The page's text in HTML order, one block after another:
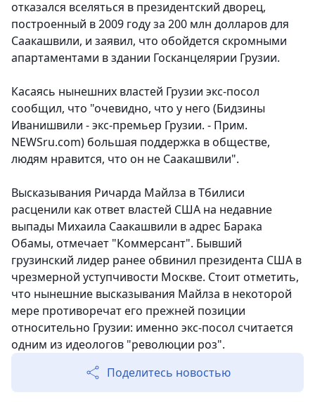
отказался вселяться в президентский дворец,
построенный в 2009 году за 200 млн долларов для
Саакашвили, и заявил, что обойдется скромными
апартаментами в здании Госканцелярии Грузии.
Касаясь нынешних властей Грузии экс-посол
сообщил, что "очевидно, что у него (Бидзины
Иванишвили - экс-премьер Грузии. - Прим.
NEWSru.com) большая поддержка в обществе,
людям нравится, что он не Саакашвили".
Высказывания Ричарда Майлза в Тбилиси
расценили как ответ властей США на недавние
выпады Михаила Саакашвили в адрес Барака
Обамы, отмечает "Коммерсант". Бывший
грузинский лидер ранее обвинил президента США в
чрезмерной уступчивости Москве. Стоит отметить,
что нынешние высказывания Майлза в некоторой
мере противоречат его прежней позиции
относительно Грузии: именно экс-посол считается
одним из идеологов "революции роз".
Поделитесь новостью